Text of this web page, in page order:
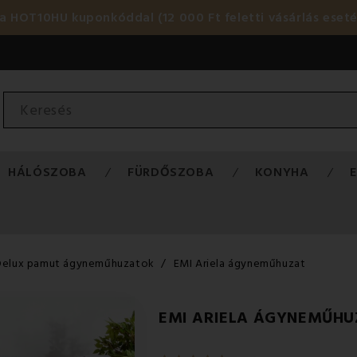
a HOT10HU kuponkóddal (12 000 Ft feletti vásárlás
HÁLÓSZOBA FÜRDŐSZOBA KONYHA
pamut ágyneműhuzatok EMI Ariela ágyneműhuzat
EMI ARIELA